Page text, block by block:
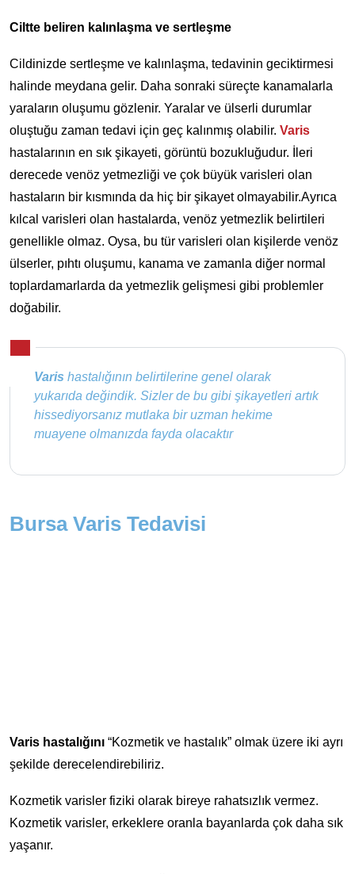
Ciltte beliren kalınlaşma ve sertleşme
Cildinizde sertleşme ve kalınlaşma, tedavinin geciktirmesi
halinde meydana gelir. Daha sonraki süreçte kanamalarla
yaraların oluşumu gözlenir. Yaralar ve ülserli durumlar
oluştuğu zaman tedavi için geç kalınmış olabilir. Varis
hastalarının en sık şikayeti, görüntü bozukluğudur. İleri
derecede venöz yetmezliği ve çok büyük varisleri olan
hastaların bir kısmında da hiç bir şikayet olmayabilir.Ayrıca
kılcal varisleri olan hastalarda, venöz yetmezlik belirtileri
genellikle olmaz. Oysa, bu tür varisleri olan kişilerde venöz
ülserler, pıhtı oluşumu, kanama ve zamanla diğer normal
toplardamarlarda da yetmezlik gelişmesi gibi problemler
doğabilir.
Varis hastalığının belirtilerine genel olarak
yukarıda değindik. Sizler de bu gibi şikayetleri artık
hissediyorsanız mutlaka bir uzman hekime
muayene olmanızda fayda olacaktır
Bursa Varis Tedavisi
Varis hastalığını “Kozmetik ve hastalık” olmak üzere iki ayrı
şekilde derecelendirebiliriz.
Kozmetik varisler fiziki olarak bireye rahatsızlık vermez.
Kozmetik varisler, erkeklere oranla bayanlarda çok daha sık
yaşanır.